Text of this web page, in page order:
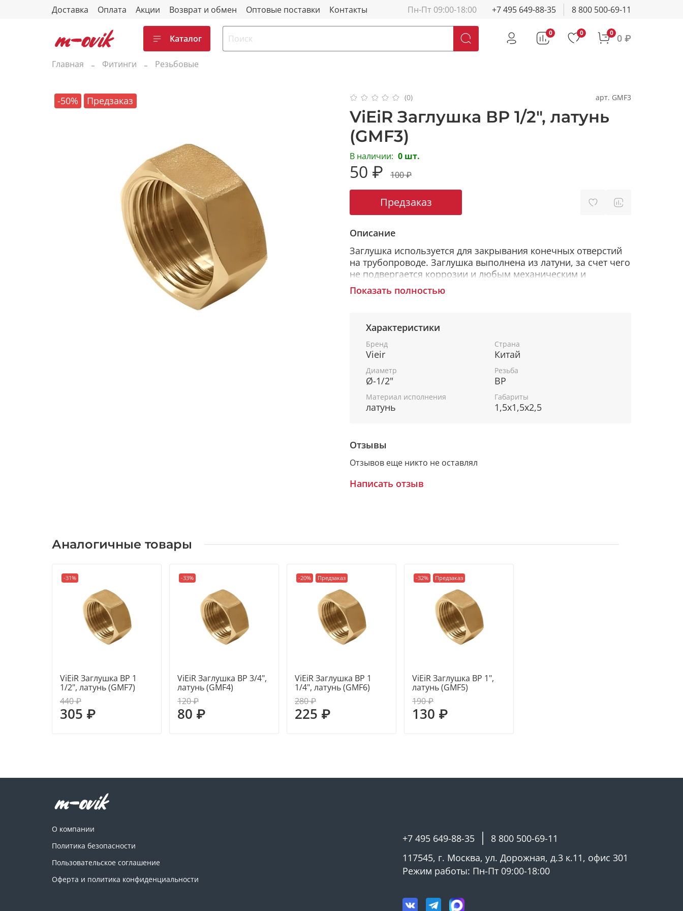
Доставка Оплата Акции Возврат и обмен Оптовые поставки Контакты Пн-Пт 09:00-18:00 +7 495 649-88-35 8 800 500-69-11
Каталог
0 0 0 0 ₽
Главная Фитинги Резьбовые
-50% Предзаказ (0) арт. GMF3
ViEiR Заглушка ВР 1/2", латунь
(GMF3)
В наличии: 0 шт.
50 ₽ 100 ₽
Предзаказ
Описание
Заглушка используется для закрывания конечных отверстий
на трубопроводе. Заглушка выполнена из латуни, за счет чего
не подвергается коррозии и любым механическим и
химическим воздействиям. Шестигранная форма головки
обеспечивает легкий монтаж.
водоснабжения, отопления, полива, дренажа.
Устанавливается на участках, которые нужно закрыть
(навсегда или временно — например, если в будущем
необходима для временного или постоянного «глушения»
фитингов, вентилей, кранов или любой другой запорно-
регулирующей арматуры, где есть резьба.
Показать полностью
Характеристики
Бренд
Vieir
Страна
Китай
Диаметр
Ø-1/2"
Резьба
ВР
Материал исполнения
латунь
Габариты
1,5x1,5x2,5
Отзывы
Отзывов еще никто не оставлял
Написать отзыв
Аналогичные товары
-31%
ViEiR Заглушка ВР 1
1/2", латунь (GMF7)
440 ₽
305 ₽
-33%
ViEiR Заглушка ВР 3/4",
латунь (GMF4)
120 ₽
80 ₽
-20% Предзаказ
ViEiR Заглушка ВР 1
1/4", латунь (GMF6)
280 ₽
225 ₽
-32% Предзаказ
ViEiR Заглушка ВР 1",
латунь (GMF5)
190 ₽
130 ₽
О компании
Политика безопасности
Пользовательское соглашение
Оферта и политика конфиденциальности
+7 495 649-88-35
8 800 500-69-11
117545, г. Москва, ул. Дорожная, д.3 к.11, офис 301
Режим работы: Пн-Пт 09:00-18:00